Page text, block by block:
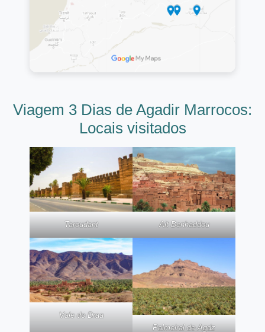
Viagem 3 Dias de Agadir Marrocos:
Locais visitados
Taroudant Ait Benhaddou
Vale do Draa
Palmeiral de Agdz